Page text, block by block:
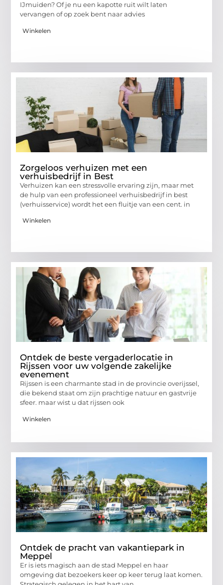
IJmuiden? Of je nu een kapotte ruit wilt laten
vervangen of op zoek bent naar advies
Winkelen
Zorgeloos verhuizen met een
verhuisbedrijf in Best
Verhuizen kan een stressvolle ervaring zijn, maar met
de hulp van een professioneel verhuisbedrijf in best
(verhuisservice) wordt het een fluitje van een cent. in
Winkelen
Ontdek de beste vergaderlocatie in
Rijssen voor uw volgende zakelijke
evenement
Rijssen is een charmante stad in de provincie overijssel,
die bekend staat om zijn prachtige natuur en gastvrije
sfeer. maar wist u dat rijssen ook
Winkelen
Ontdek de pracht van vakantiepark in
Meppel
Er is iets magisch aan de stad Meppel en haar
omgeving dat bezoekers keer op keer terug laat komen.